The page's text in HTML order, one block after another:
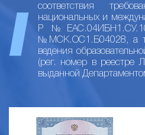
соответствия
национальных и
Р
№МСК.ОС1.Б04028, а
ведения
(рег. номер в реестре
выданной